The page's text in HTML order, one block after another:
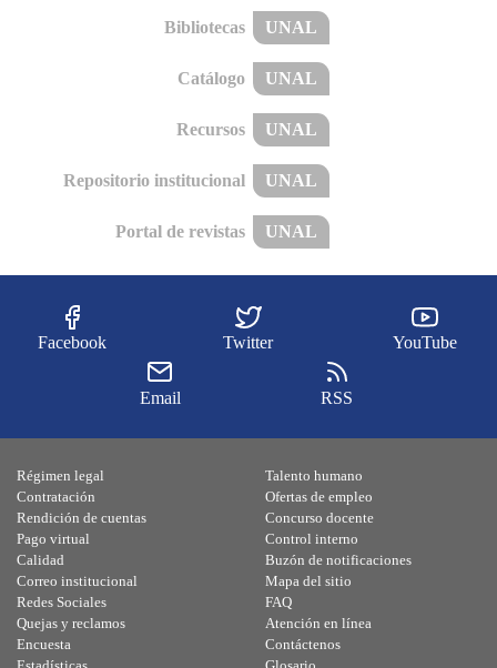
Bibliotecas UNAL
Catálogo UNAL
Recursos UNAL
Repositorio institucional UNAL
Portal de revistas UNAL
Facebook Twitter YouTube
Email RSS
Régimen legal
Contratación
Rendición de cuentas
Pago virtual
Calidad
Talento humano
Ofertas de empleo
Concurso docente
Control interno
Buzón de notificaciones
Correo institucional
Redes Sociales
Quejas y reclamos
Encuesta
Mapa del sitio
FAQ
Atención en línea
Contáctenos